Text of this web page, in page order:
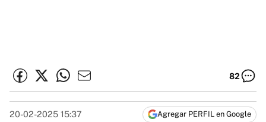
82
20-02-2025 15:37 Agregar PERFIL en Google